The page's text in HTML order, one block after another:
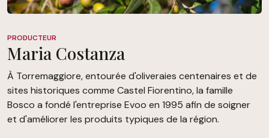
PRODUCTEUR
Maria Costanza
À Torremaggiore, entourée d'oliveraies centenaires et de
sites historiques comme Castel Fiorentino, la famille
Bosco a fondé l'entreprise Evoo en 1995 afin de soigner
et d'améliorer les produits typiques de la région.